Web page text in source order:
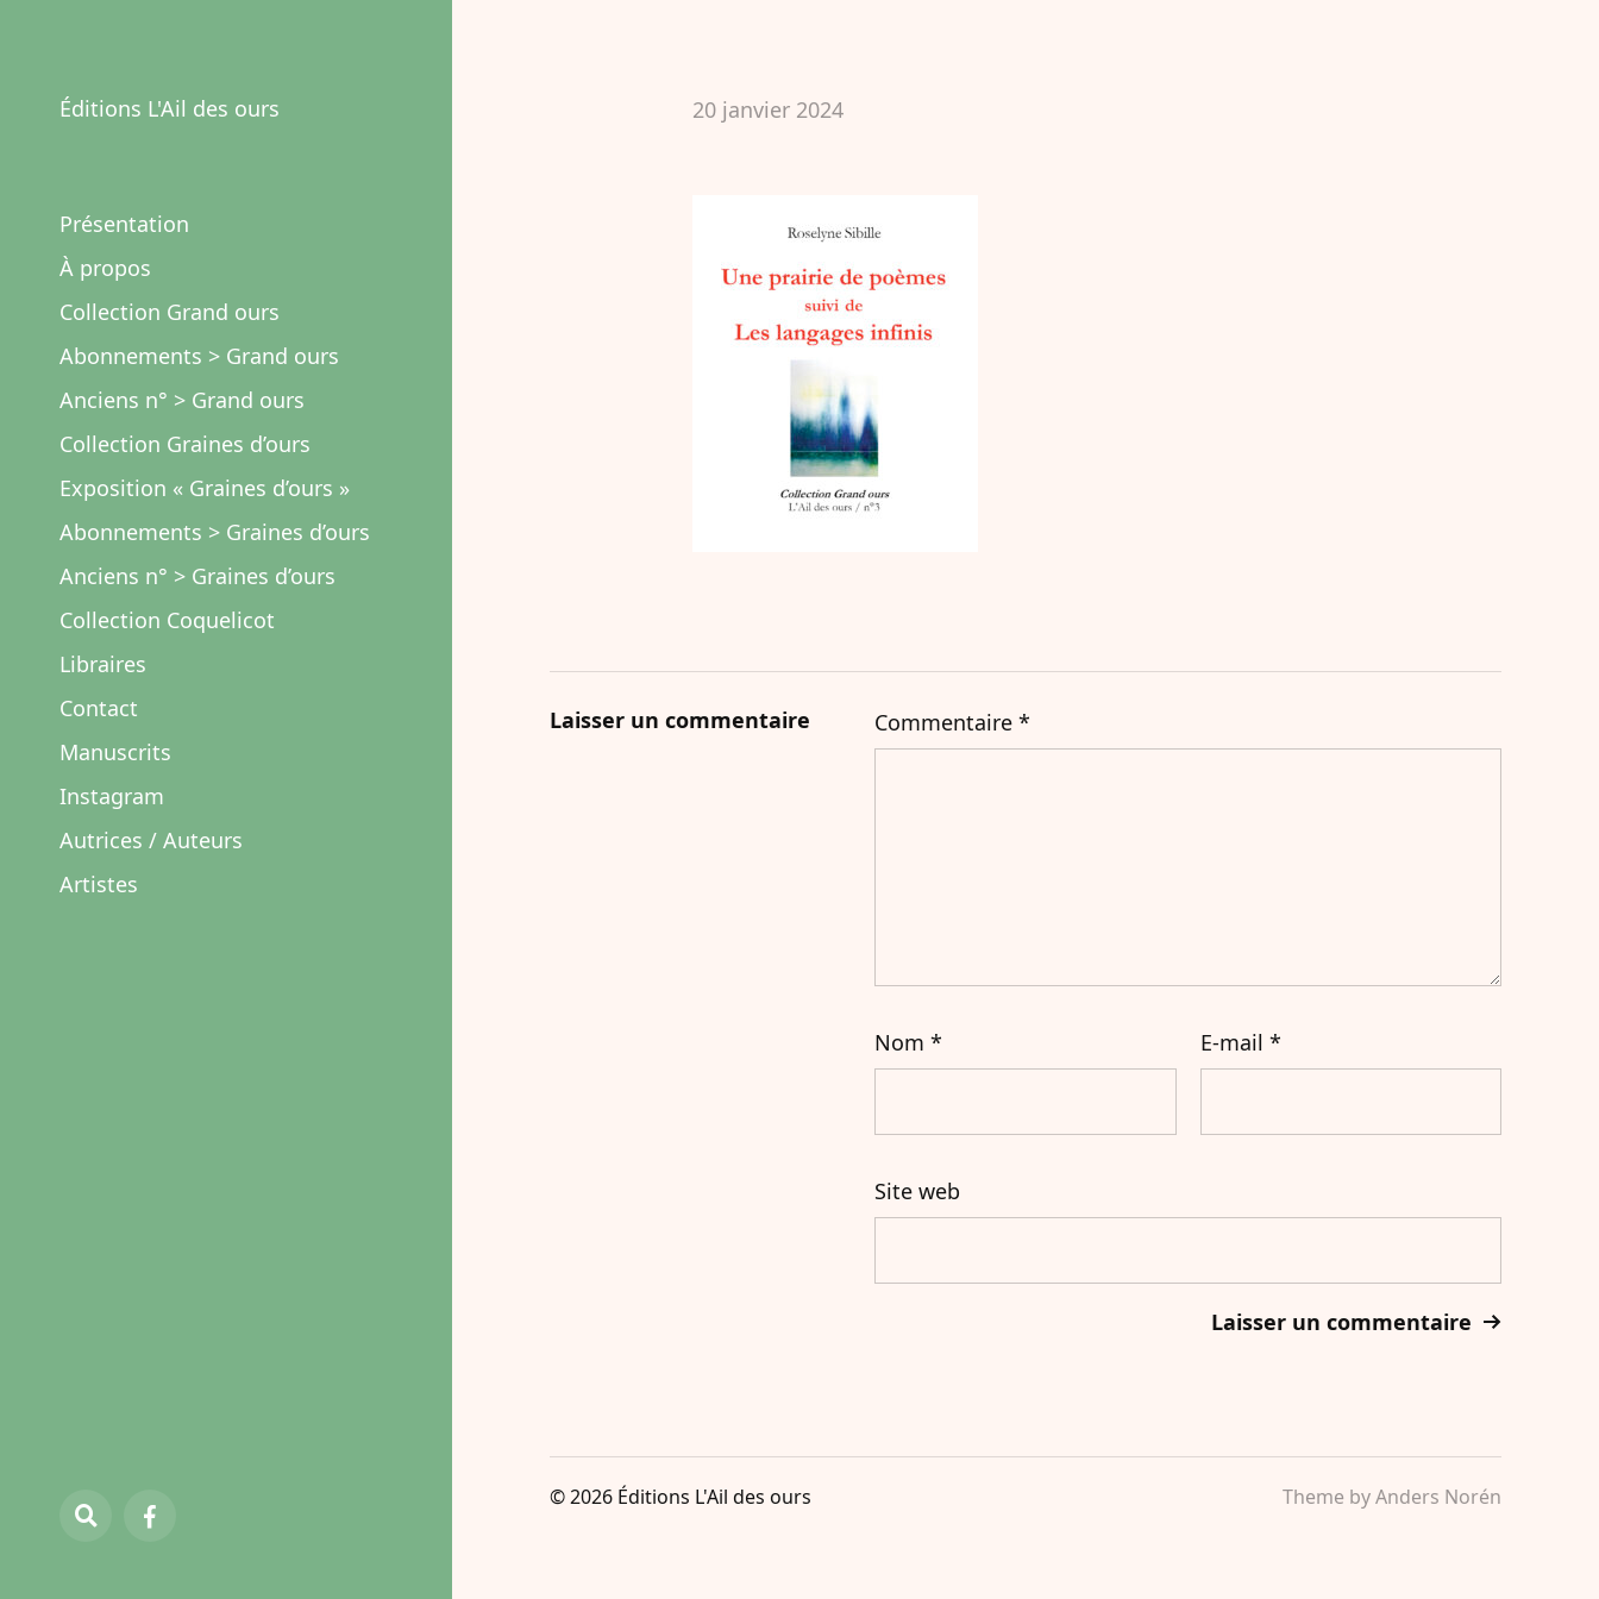
Éditions L'Ail des ours
Présentation
À propos
Collection Grand ours
Abonnements > Grand ours
Anciens n° > Grand ours
Collection Graines d’ours
Exposition « Graines d’ours »
Abonnements > Graines d’ours
Anciens n° > Graines d’ours
Collection Coquelicot
Libraires
Contact
Manuscrits
Instagram
Autrices / Auteurs
Artistes
20 janvier 2024
Laisser un commentaire Commentaire *
Nom * E-mail *
Site web
© 2026 Éditions L'Ail des ours Theme byAnders Norén